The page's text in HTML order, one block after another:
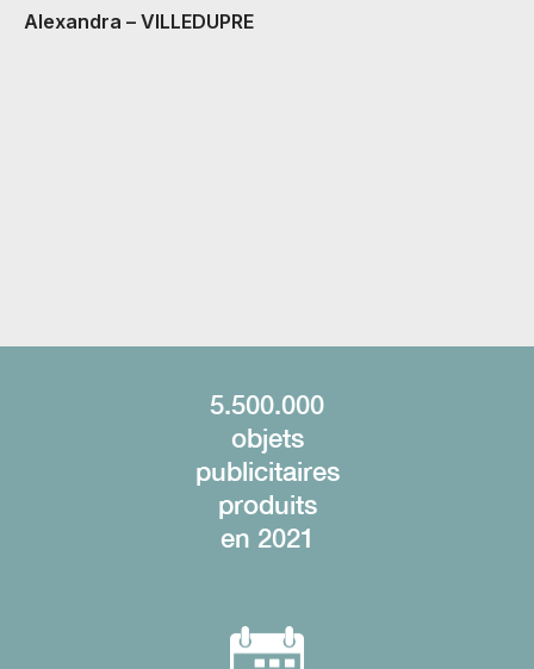
Alexandra – VILLEDUPRE
5.500.000
objets
publicitaires
produits
en 2021